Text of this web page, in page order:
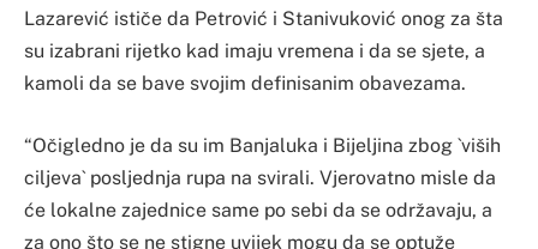
Lazarević ističe da Petrović i Stanivuković onog za šta
su izabrani rijetko kad imaju vremena i da se sjete, a
kamoli da se bave svojim definisanim obavezama.
“Očigledno je da su im Banjaluka i Bijeljina zbog `viših
ciljeva` posljednja rupa na svirali. Vjerovatno misle da
će lokalne zajednice same po sebi da se održavaju, a
za ono što se ne stigne uvijek mogu da se optuže